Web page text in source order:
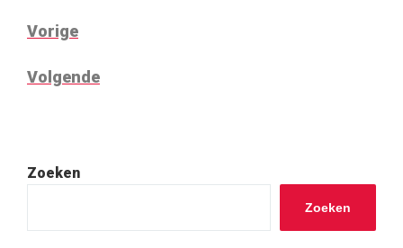
BERICHT
NAVIGATIE
Vorig
Vorige
Volgend
Volgende
Zoeken
Zoeken